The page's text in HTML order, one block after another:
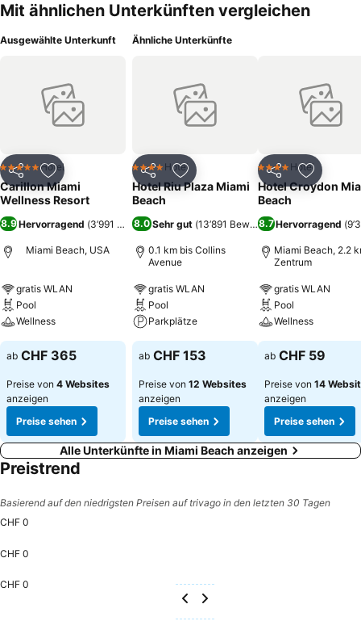
Mit ähnlichen Unterkünften vergleichen
Ausgewählte Unterkunft
Teilen Zu Favoriten hinzufügen
5 Sterne Hotel
Carillon Miami
Wellness Resort
8.9Hervorragend (3’991 Bewertungen)
Miami Beach, USA
gratis WLAN
Pool
Wellness
ab CHF 365
Preise von 4 Websites
anzeigen
Preise sehen
Ähnliche Unterkünfte
Teilen Zu Favoriten hinzufügen
4 SterneHotel
Hotel Riu Plaza Miami
Beach
8.0Sehr gut (13’891 Bewertungen)
0.1 km bis Collins
Avenue
gratis WLAN
Pool
Parkplätze
ab CHF 153
Preise von 12 Websites
anzeigen
Preise sehen
Teilen Zu
4 SterneHotel
Hotel Croydon
Beach
8.7Hervorragend (
Miami Beach, 2.2
Zentrum
gratis WLAN
Pool
Wellness
ab CHF 59
Preise von 14
anzeigen
Preise sehen
Alle Unterkünfte in Miami Beach anzeigen
Preistrend
Basierend auf den niedrigsten Preisen auf trivago in den letzten 30 Tagen
CHF 0
CHF 0
CHF 0